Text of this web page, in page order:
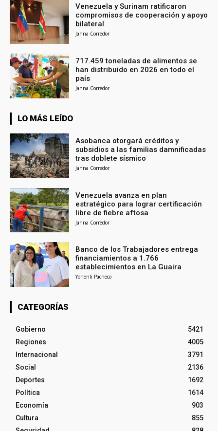
Venezuela y Surinam ratificaron
compromisos de cooperación y apoyo
bilateral
Janna Corredor
717.459 toneladas de alimentos se
han distribuido en 2026 en todo el
país
Janna Corredor
LO MÁS LEÍDO
Asobanca otorgará créditos y
subsidios a las familias damnificadas
tras doblete sísmico
Janna Corredor
Venezuela avanza en plan
estratégico para lograr certificación
libre de fiebre aftosa
Janna Corredor
Banco de los Trabajadores entrega
financiamientos a 1.766
establecimientos en La Guaira
Yohenli Pacheco
CATEGORÍAS
Gobierno
5421
Regiones
4005
Internacional
3791
Social
2136
Deportes
1692
Política
1614
Economía
903
Cultura
855